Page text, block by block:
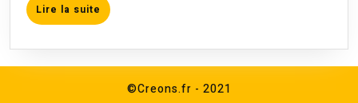
Lire la suite Lire
la
©Creons.fr - 2021